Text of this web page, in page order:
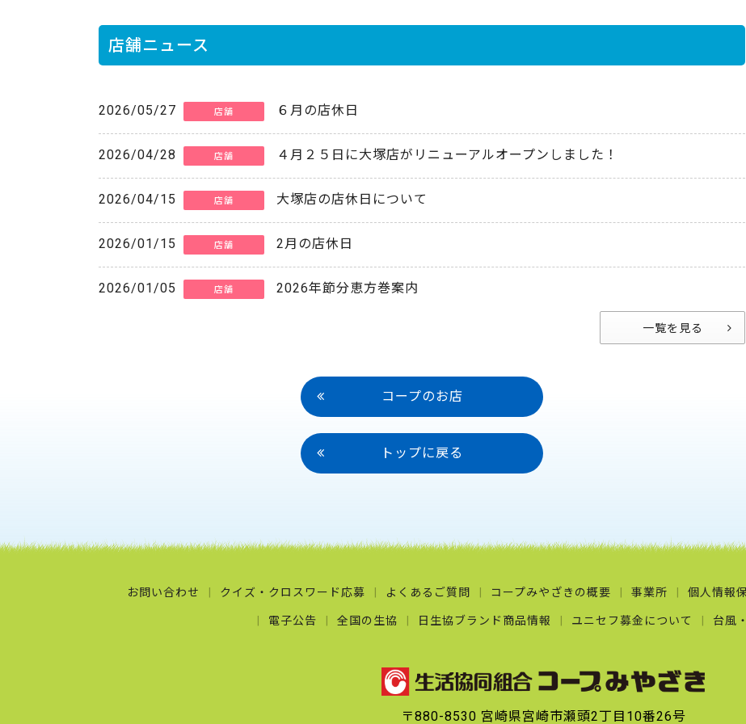
店舗ニュース
2026/05/27 店舗 ６月の店休日
2026/04/28 店舗 ４月２５日に大塚店がリニューアルオープンしました！
2026/04/15 店舗 大塚店の店休日について
2026/01/15 店舗 2月の店休日
2026/01/05 店舗 2026年節分恵方巻案内
一覧を見る
コープのお店
トップに戻る
お問い合わせ クイズ・クロスワード応募 よくあるご質問 コープみやざきの概要 事業所 個人情報
電子公告 全国の生協 日生協ブランド商品情報 ユニセフ募金について 台風
〒880-8530 宮崎県宮崎市瀬頭2丁目10番26号